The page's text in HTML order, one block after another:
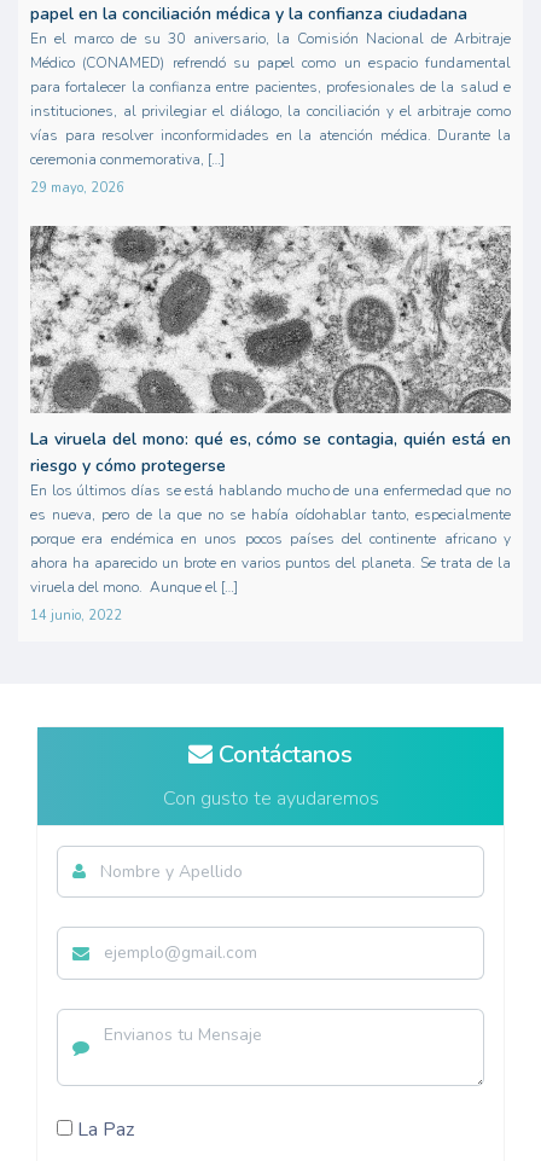
papel en la conciliación médica y la confianza ciudadana
En el marco de su 30 aniversario, la Comisión Nacional de Arbitraje
Médico (CONAMED) refrendó su papel como un espacio fundamental
para fortalecer la confianza entre pacientes, profesionales de la salud e
instituciones, al privilegiar el diálogo, la conciliación y el arbitraje como
vías para resolver inconformidades en la atención médica. Durante la
ceremonia conmemorativa, […]
29 mayo, 2026
La viruela del mono: qué es, cómo se contagia, quién está en
riesgo y cómo protegerse
En los últimos días se está hablando mucho de una enfermedad que no
es nueva, pero de la que no se había oídohablar tanto, especialmente
porque era endémica en unos pocos países del continente africano y
ahora ha aparecido un brote en varios puntos del planeta. Se trata de la
viruela del mono. Aunque el […]
14 junio, 2022
Contáctanos
Con gusto te ayudaremos
La Paz